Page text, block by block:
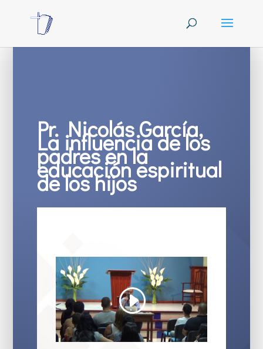
Pr. Nicolás García,
La influencia de los
padres en la
educación espiritual
de los hijos